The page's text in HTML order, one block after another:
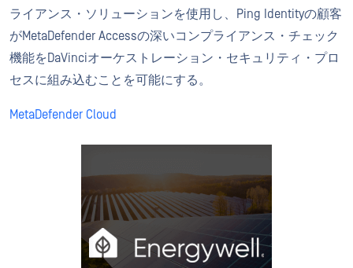
ライアンス・ソリューションを使用し、Ping Identityの顧客
がMetaDefender Accessの深いコンプライアンス・チェック
機能をDaVinciオーケストレーション・セキュリティ・プロ
セスに組み込むことを可能にする。
MetaDefender Cloud